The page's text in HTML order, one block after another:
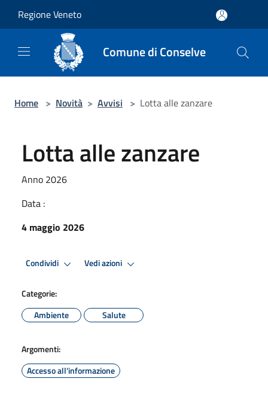
Regione Veneto
Comune di Conselve
Home > Novità > Avvisi > Lotta alle zanzare
Lotta alle zanzare
Anno 2026
Data :
4 maggio 2026
Condividi Vedi azioni
Categorie:
Ambiente
Salute
Argomenti:
Accesso all'informazione